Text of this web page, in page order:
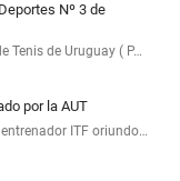
Nº 3 de
Tenis de Uruguay ( P…
por la AUT
ITF oriundo…